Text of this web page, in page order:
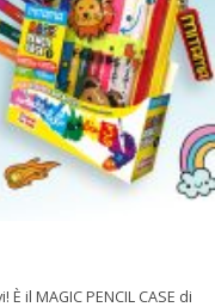
il MAGIC PENCIL CASE di